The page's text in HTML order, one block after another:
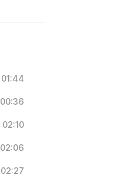
01:44
00:36
02:10
02:06
02:27